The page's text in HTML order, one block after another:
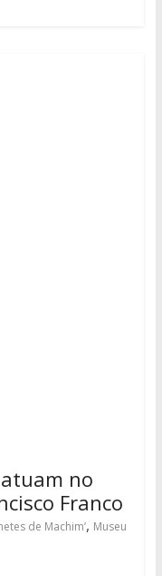
atuam no
Franco
de Machim’, Museu